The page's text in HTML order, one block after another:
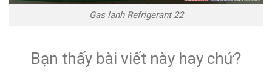
Gas lạnh Refrigerant 22
Bạn thấy bài viết này hay chứ?